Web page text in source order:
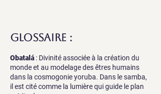
Glossaire :
Obatalá :​ Divinité associée à la création du
monde et au modelage des êtres humains
dans la cosmogonie yoruba. Dans le samba,
il est cité comme la lumière qui guide le plan